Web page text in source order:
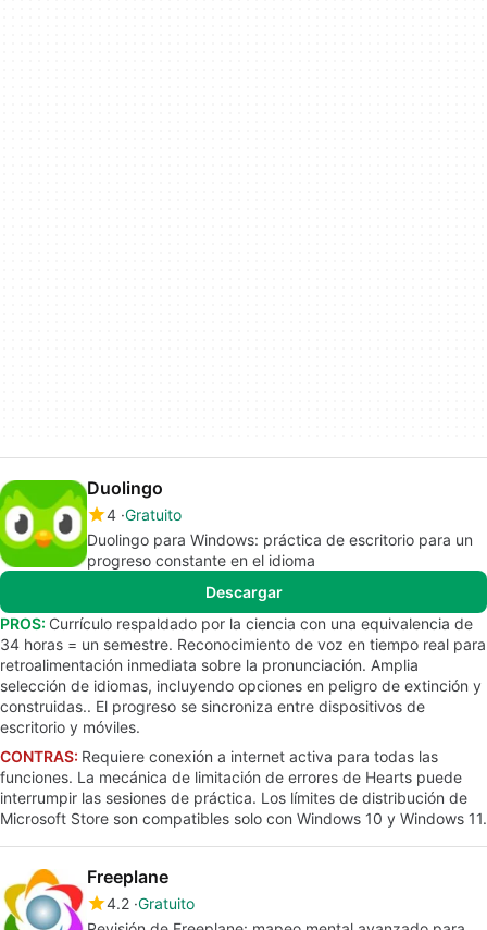
Duolingo
4 Gratuito
Duolingo para Windows: práctica de escritorio para un
progreso constante en el idioma
Descargar
PROS: Currículo respaldado por la ciencia con una equivalencia de
34 horas = un semestre. Reconocimiento de voz en tiempo real para
retroalimentación inmediata sobre la pronunciación. Amplia
selección de idiomas, incluyendo opciones en peligro de extinción y
construidas.. El progreso se sincroniza entre dispositivos de
escritorio y móviles.
CONTRAS: Requiere conexión a internet activa para todas las
funciones. La mecánica de limitación de errores de Hearts puede
interrumpir las sesiones de práctica. Los límites de distribución de
Microsoft Store son compatibles solo con Windows 10 y Windows 11.
Freeplane
4.2 Gratuito